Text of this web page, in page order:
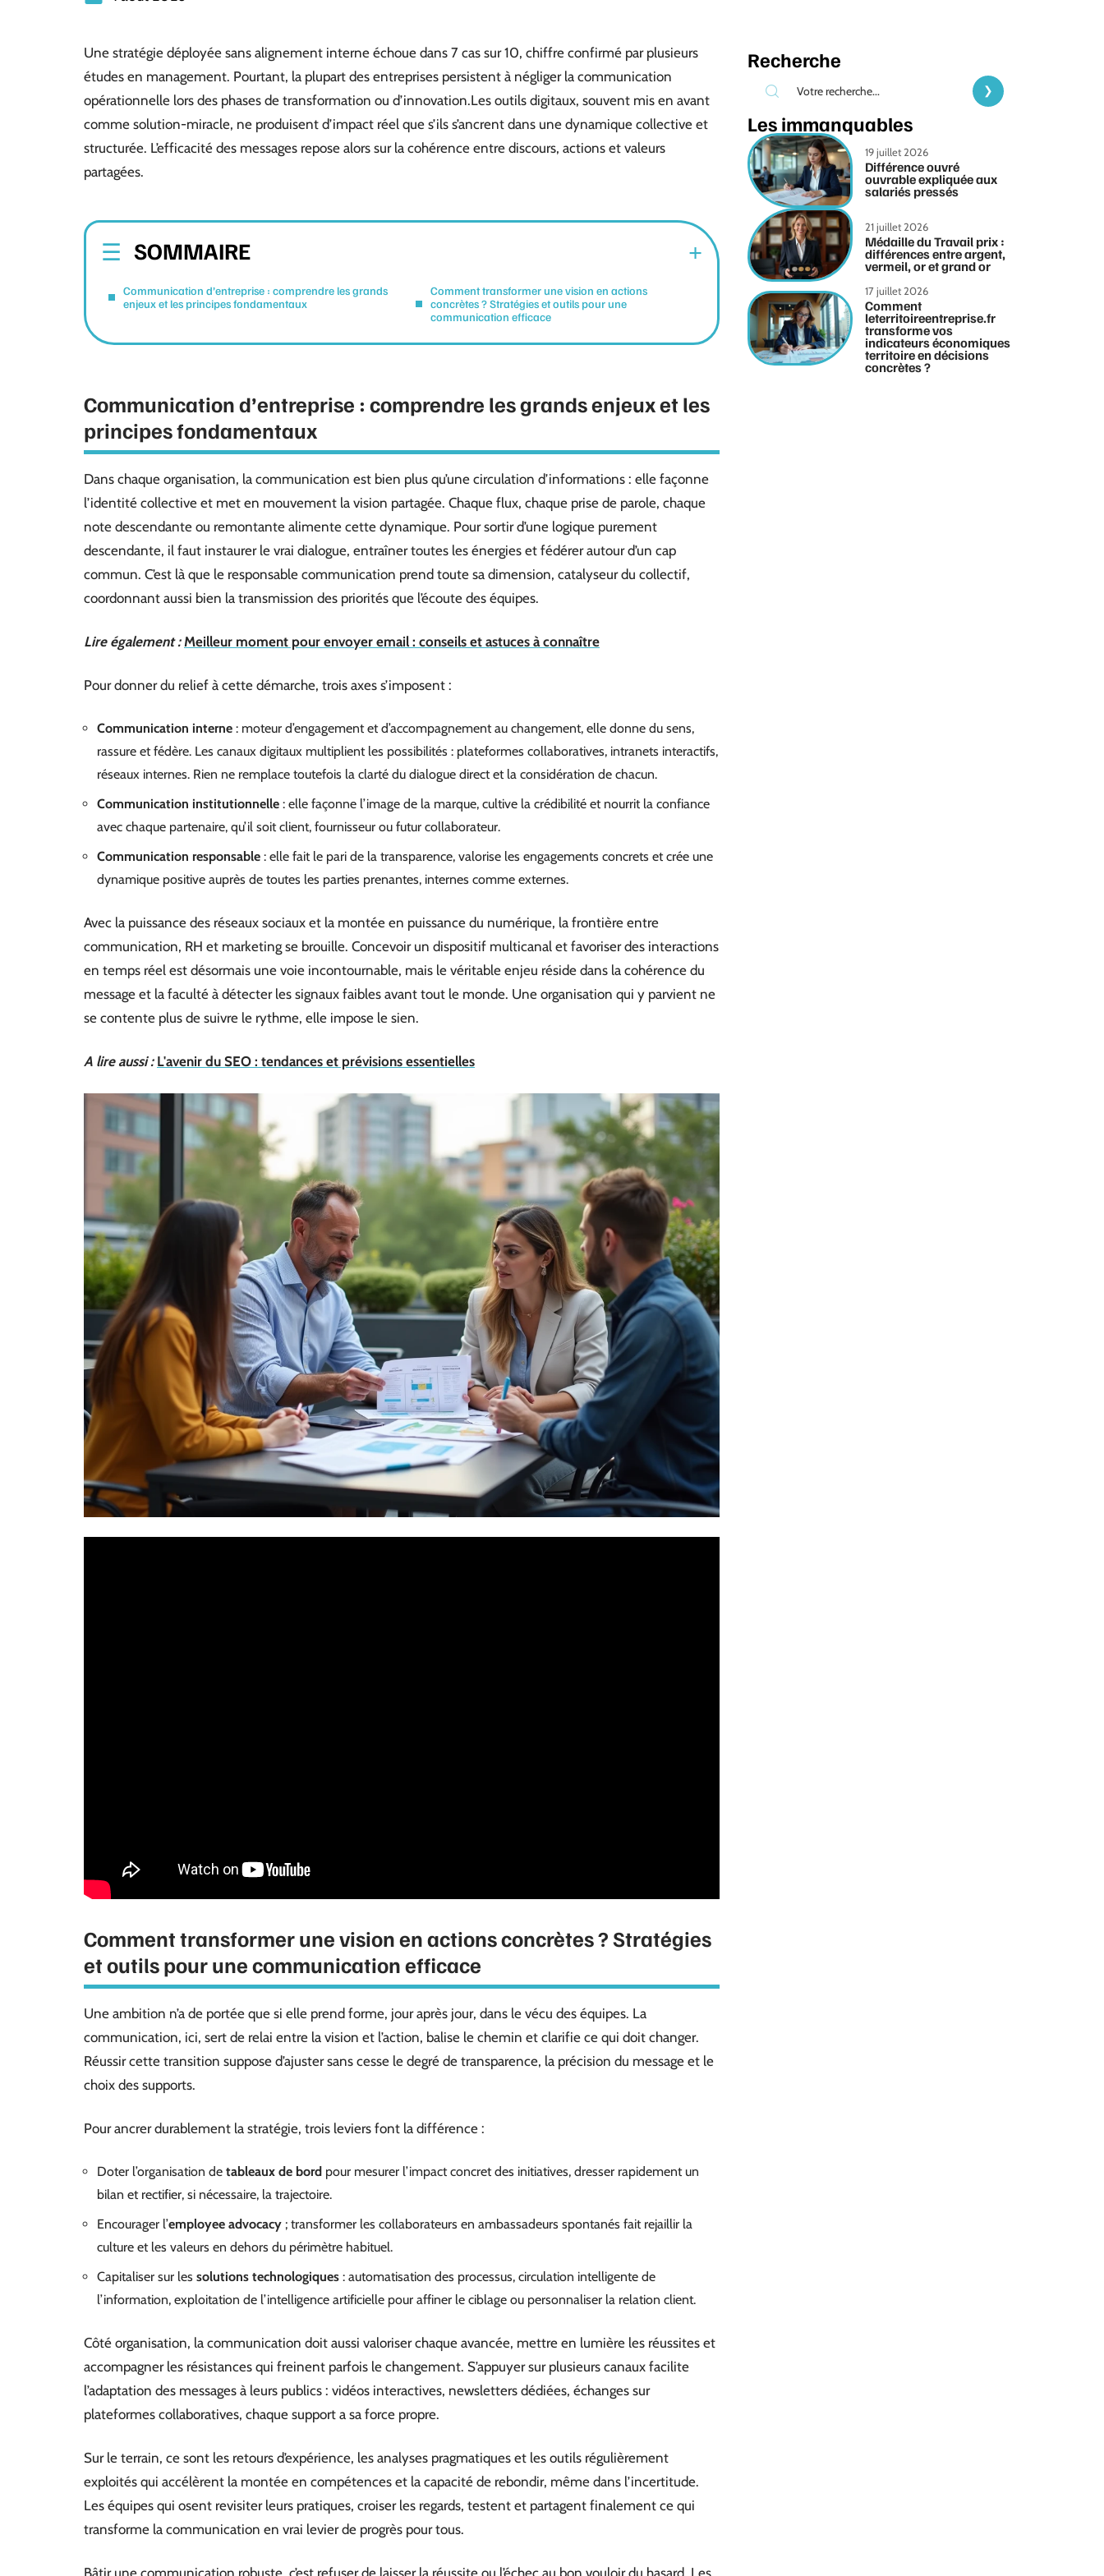
Une stratégie déployée sans alignement interne échoue dans 7 cas sur 10, chiffre confirmé par plusieurs
études en management. Pourtant, la plupart des entreprises persistent à négliger la communication
opérationnelle lors des phases de transformation ou d’innovation.Les outils digitaux, souvent mis en avant
comme solution-miracle, ne produisent d’impact réel que s’ils s’ancrent dans une dynamique collective et
structurée. L’efficacité des messages repose alors sur la cohérence entre discours, actions et valeurs
partagées.
SOMMAIRE
Communication d’entreprise : comprendre les grands
enjeux et les principes fondamentaux
Comment transformer une vision en actions
concrètes ? Stratégies et outils pour une
communication efficace
Communication d’entreprise : comprendre les grands enjeux et les
principes fondamentaux
Dans chaque organisation, la communication est bien plus qu’une circulation d’informations : elle façonne
l’identité collective et met en mouvement la vision partagée. Chaque flux, chaque prise de parole, chaque
note descendante ou remontante alimente cette dynamique. Pour sortir d’une logique purement
descendante, il faut instaurer le vrai dialogue, entraîner toutes les énergies et fédérer autour d’un cap
commun. C’est là que le responsable communication prend toute sa dimension, catalyseur du collectif,
coordonnant aussi bien la transmission des priorités que l’écoute des équipes.
Lire également : Meilleur moment pour envoyer email : conseils et astuces à connaître
Pour donner du relief à cette démarche, trois axes s’imposent :
Communication interne : moteur d’engagement et d’accompagnement au changement, elle donne du sens,
rassure et fédère. Les canaux digitaux multiplient les possibilités : plateformes collaboratives, intranets interactifs,
réseaux internes. Rien ne remplace toutefois la clarté du dialogue direct et la considération de chacun.
Communication institutionnelle : elle façonne l’image de la marque, cultive la crédibilité et nourrit la confiance
avec chaque partenaire, qu’il soit client, fournisseur ou futur collaborateur.
Communication responsable : elle fait le pari de la transparence, valorise les engagements concrets et crée une
dynamique positive auprès de toutes les parties prenantes, internes comme externes.
Avec la puissance des réseaux sociaux et la montée en puissance du numérique, la frontière entre
communication, RH et marketing se brouille. Concevoir un dispositif multicanal et favoriser des interactions
en temps réel est désormais une voie incontournable, mais le véritable enjeu réside dans la cohérence du
message et la faculté à détecter les signaux faibles avant tout le monde. Une organisation qui y parvient ne
se contente plus de suivre le rythme, elle impose le sien.
A lire aussi : L'avenir du SEO : tendances et prévisions essentielles
Comment transformer une vision en actions concrètes ? Stratégies
et outils pour une communication efficace
Une ambition n’a de portée que si elle prend forme, jour après jour, dans le vécu des équipes. La
communication, ici, sert de relai entre la vision et l’action, balise le chemin et clarifie ce qui doit changer.
Réussir cette transition suppose d’ajuster sans cesse le degré de transparence, la précision du message et le
choix des supports.
Pour ancrer durablement la stratégie, trois leviers font la différence :
Doter l’organisation de tableaux de bord pour mesurer l’impact concret des initiatives, dresser rapidement un
bilan et rectifier, si nécessaire, la trajectoire.
Encourager l’employee advocacy ; transformer les collaborateurs en ambassadeurs spontanés fait rejaillir la
culture et les valeurs en dehors du périmètre habituel.
Capitaliser sur les solutions technologiques : automatisation des processus, circulation intelligente de
l’information, exploitation de l’intelligence artificielle pour affiner le ciblage ou personnaliser la relation client.
Côté organisation, la communication doit aussi valoriser chaque avancée, mettre en lumière les réussites et
accompagner les résistances qui freinent parfois le changement. S’appuyer sur plusieurs canaux facilite
l’adaptation des messages à leurs publics : vidéos interactives, newsletters dédiées, échanges sur
plateformes collaboratives, chaque support a sa force propre.
Sur le terrain, ce sont les retours d’expérience, les analyses pragmatiques et les outils régulièrement
exploités qui accélèrent la montée en compétences et la capacité de rebondir, même dans l’incertitude.
Les équipes qui osent revisiter leurs pratiques, croiser les regards, testent et partagent finalement ce qui
transforme la communication en vrai levier de progrès pour tous.
Recherche
Les immanquables
19 juillet 2026
Différence ouvré
ouvrable expliquée aux
salariés pressés
21 juillet 2026
Médaille du Travail prix :
différences entre argent,
vermeil, or et grand or
17 juillet 2026
Comment
leterritoireentreprise.fr
transforme vos
indicateurs économiques
territoire en décisions
concrètes ?